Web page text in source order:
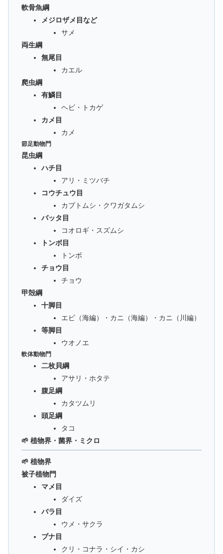
軟骨魚綱
メジロザメ目など
サメ
両生綱
無尾目
カエル
爬虫綱
有鱗目
ヘビ・トカゲ
カメ目
カメ
節足動物門
昆虫綱
ハチ目
アリ・ミツバチ
コウチュウ目
カブトムシ・クワガタムシ
バッタ目
コオロギ・スズムシ
トンボ目
トンボ
チョウ目
チョウ
甲殻綱
十脚目
エビ（海編）・カニ（海編）・カニ（川編）
等脚目
ウオノエ
軟体動物門
二枚貝綱
アサリ・ホタテ
腹足綱
カタツムリ
頭足綱
タコ
🌱 植物界・菌界・ミクロ
🌱 植物界
被子植物門
マメ目
ダイズ
バラ目
ウメ・サクラ
ブナ目
クリ・コナラ・シイ・カシ